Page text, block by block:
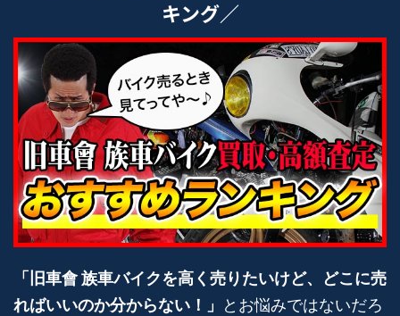
キング／
「旧車會 族車バイクを高く売りたいけど、どこに売
ればいいのか分からない！」
とお悩みではないだろ